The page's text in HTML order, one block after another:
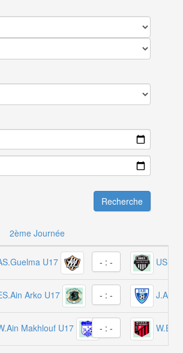
Recherche
2ème Journée
U17 - : -
Arko U17 - : - J.Ain
Makhlouf U17 - : - W.El